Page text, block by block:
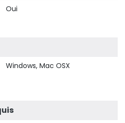
Oui
Windows, Mac OSX